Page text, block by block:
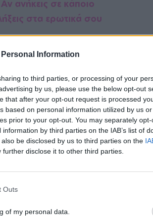
Information
to third parties, or processing of your
by us, please use the below opt-out
that after your opt-out request is processed
based on personal information utilized by us
prior to your opt-out. You may separately
by third parties on the IAB’s list of
be disclosed by us to third parties on the
further disclose it to other third parties.
Outs
of my personal data.
ανήκεις σε κάποιο
στα ερωτικά σου
πολύ ευνοϊκές για τα
θα ζευγαρώσεις
σeξαπίλ σου θα
τον μελλοντικό σου